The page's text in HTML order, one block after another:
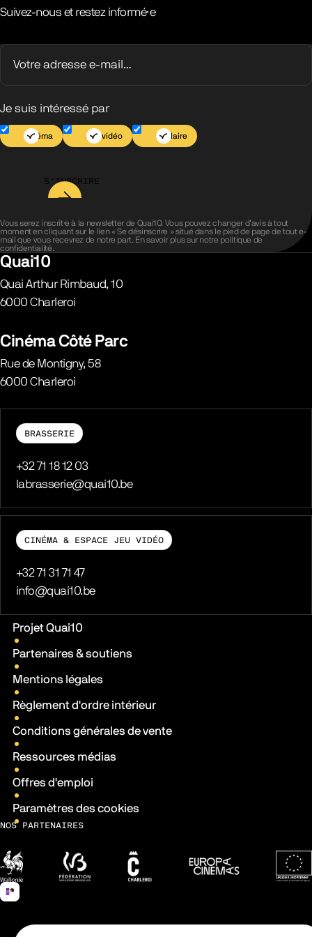
Suivez-nous et restez informé·e
Je suis intéressé par
Cinéma Jeu vidéo Scolaire
S’INSCRIRE
Vous serez inscrit·e à la newsletter de Quai10. Vous pouvez changer d’avis à tout
moment en cliquant sur le lien « Se désinscrire » situé dans le pied de page de tout e-
mail que vous recevrez de notre part. En savoir plus sur notre politique de
confidentialité.
Quai10
Quai Arthur Rimbaud, 10
6000 Charleroi
Cinéma Côté Parc
Rue de Montigny, 58
6000 Charleroi
BRASSERIE
Téléphone
+32 71 18 12 03
E-mail
labrasserie@quai10.be
CINÉMA & ESPACE JEU VIDÉO
Téléphone
+32 71 31 71 47
E-mail
info@quai10.be
Liens pratiques
Projet Quai10
Partenaires & soutiens
Mentions légales
Règlement d'ordre intérieur
Conditions générales de vente
Ressources médias
Offres d'emploi
Paramètres des cookies
NOS PARTENAIRES
Wallonie Fédération Wallonie-Bruxelles
Ville de CharleroiEuropa Cinemas